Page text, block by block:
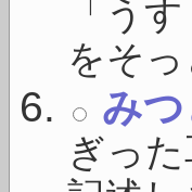
「う
をそ
み
ぎっ